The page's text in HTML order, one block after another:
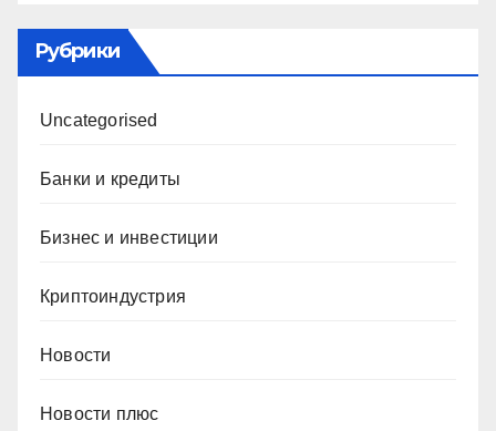
Рубрики
Uncategorised
Банки и кредиты
Бизнес и инвестиции
Криптоиндустрия
Новости
Новости плюс